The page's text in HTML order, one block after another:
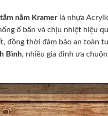
nằm Kramer là nhựa
ố bẩn và chịu nhiệt hiệu
đồng thời đảm bảo an toàn
Bình, nhiều gia đình ưa